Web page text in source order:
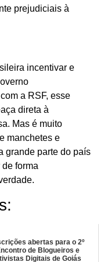
prejudiciais à
incentivar e
a RSF, esse
direta à
Mas é muito
manchetes e
grande parte do país
forma
abertas para o 2º
de Blogueiros e
Digitais de Goiás